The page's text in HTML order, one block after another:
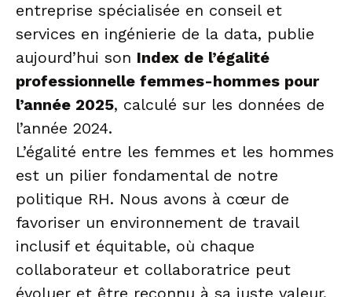
entreprise spécialisée en conseil et
services en ingénierie de la data, publie
aujourd’hui son Index de l’égalité
professionnelle femmes-hommes pour
l’année 2025, calculé sur les données de
l’année 2024.
L’égalité entre les femmes et les hommes
est un pilier fondamental de notre
politique RH. Nous avons à cœur de
favoriser un environnement de travail
inclusif et équitable, où chaque
collaborateur et collaboratrice peut
évoluer et être reconnu à sa juste valeur.